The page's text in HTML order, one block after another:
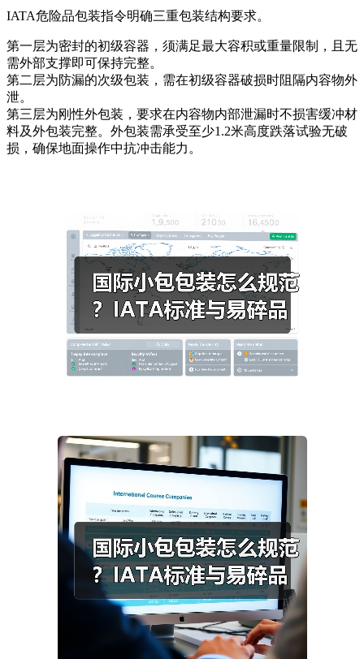
IATA危险品包装指令明确三重包装结构要求。
第一层为密封的初级容器，须满足最大容积或重量限制，且无
需外部支撑即可保持完整。
第二层为防漏的次级包装，需在初级容器破损时阻隔内容物外
泄。
第三层为刚性外包装，要求在内容物内部泄漏时不损害缓冲材
料及外包装完整。外包装需承受至少1.2米高度跌落试验无破
损，确保地面操作中抗冲击能力。